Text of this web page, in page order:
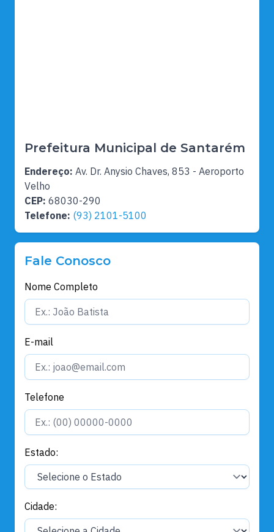
Prefeitura Municipal de Santarém
Endereço: Av. Dr. Anysio Chaves, 853 - Aeroporto
Velho
CEP: 68030-290
Telefone: (93) 2101-5100
Fale Conosco
Nome Completo
E-mail
Telefone
Estado:
Cidade: